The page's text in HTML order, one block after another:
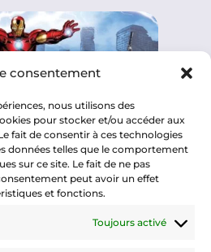
consentement
nous utilisons des
pour stocker et/ou accéder aux
fait de consentir à ces technologies
données telles que le comportement
sur ce site. Le fait de ne pas
peut avoir un effet
et fonctions.
Toujours activé
PERSONNALITE